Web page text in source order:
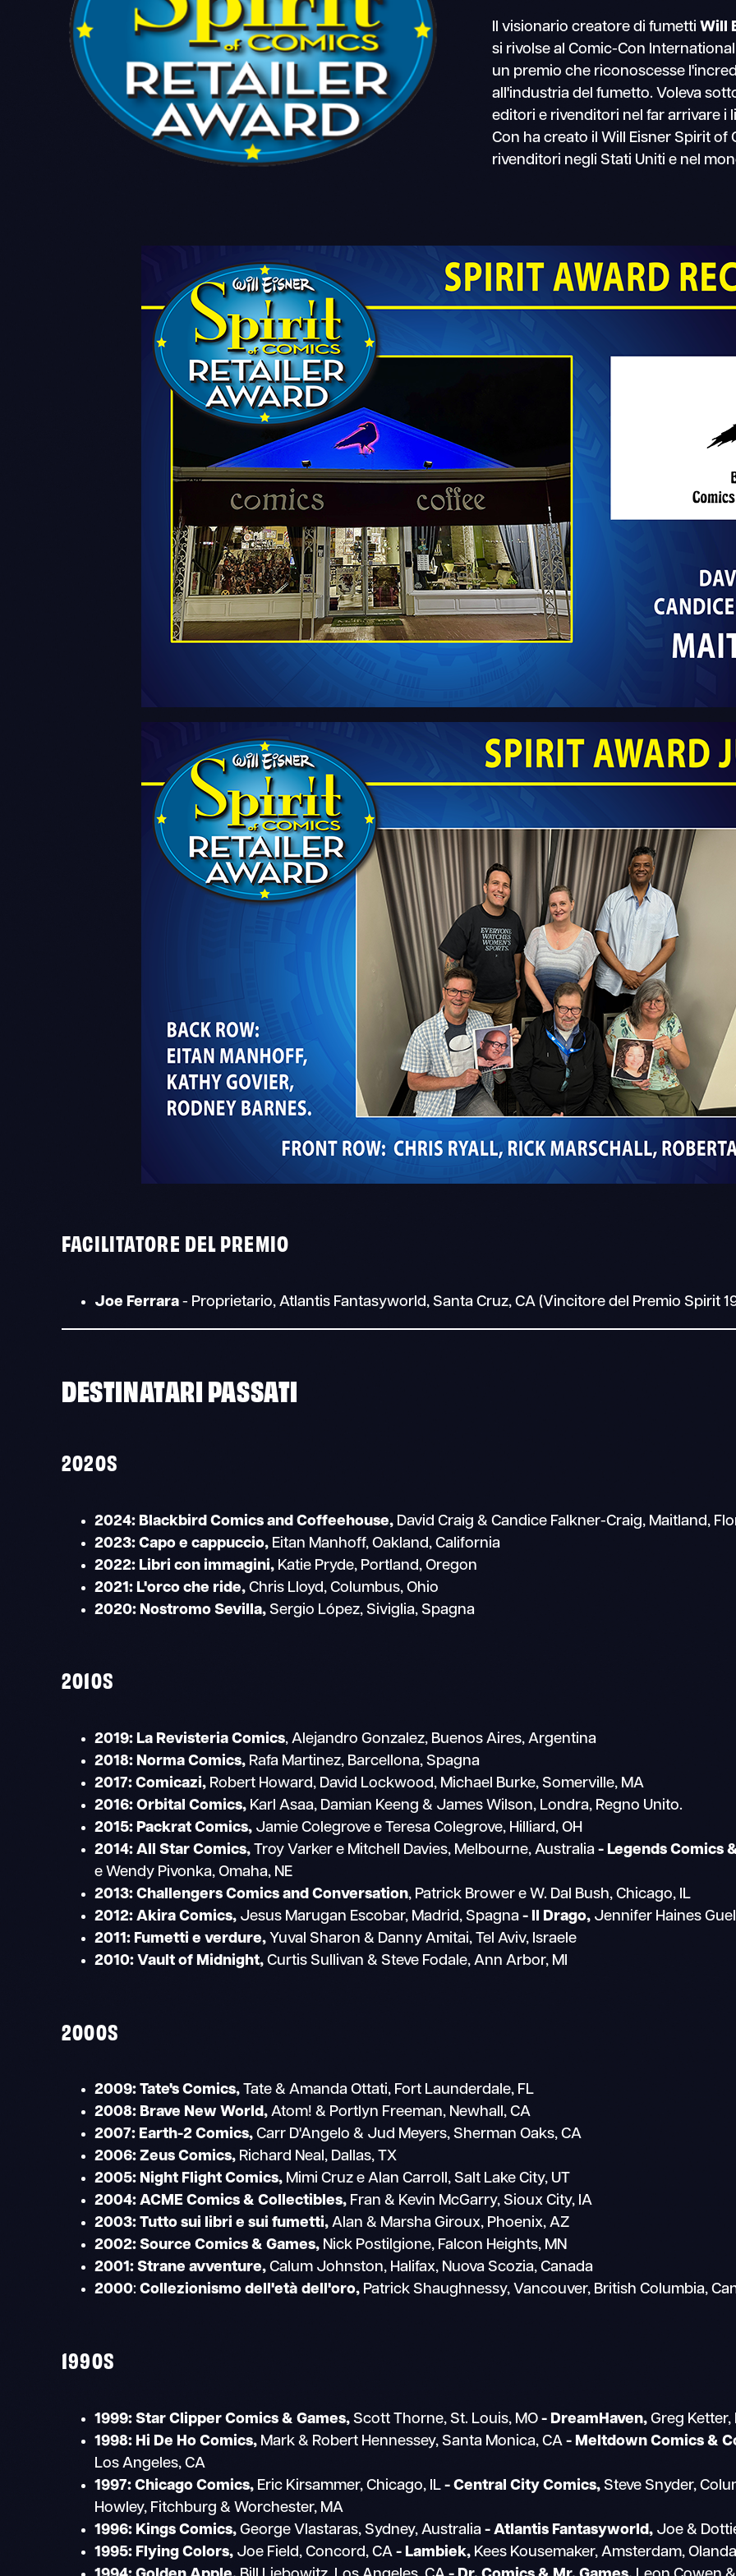
Il visionario creatore di fumetti Will
si rivolse al Comic-Con
un premio che riconoscesse
all'industria del fumetto. Voleva
editori e rivenditori nel far arrivare i
Con ha creato il Will Eisner Spirit
rivenditori negli Stati Uniti e nel
FACILITATORE DEL PREMIO
Joe Ferrara - Proprietario, Atlantis Fantasyworld, Santa Cruz, CA (Vincitore del Premio Spirit
DESTINATARI PASSATI
2020S
2024: Blackbird Comics and Coffeehouse, David Craig & Candice Falkner-Craig, Maitland,
2023: Capo e cappuccio, Eitan Manhoff, Oakland, California
2022: Libri con immagini, Katie Pryde, Portland, Oregon
2021: L'orco che ride, Chris Lloyd, Columbus, Ohio
2020: Nostromo Sevilla, Sergio López, Siviglia, Spagna
2010S
2019: La Revisteria Comics, Alejandro Gonzalez, Buenos Aires, Argentina
2018: Norma Comics, Rafa Martinez, Barcellona, Spagna
2017: Comicazi, Robert Howard, David Lockwood, Michael Burke, Somerville, MA
2016: Orbital Comics, Karl Asaa, Damian Keeng & James Wilson, Londra, Regno Unito.
2015: Packrat Comics, Jamie Colegrove e Teresa Colegrove, Hilliard, OH
2014: All Star Comics,Troy Varker e Mitchell Davies, Melbourne, Australia- Legends Comics
e Wendy Pivonka, Omaha, NE
2013: Challengers Comics and Conversation, Patrick Brower e W. Dal Bush, Chicago, IL
2012: Akira Comics, Jesus Marugan Escobar, Madrid, Spagna- Il Drago, Jennifer Haines
2011: Fumetti e verdure, Yuval Sharon & Danny Amitai, Tel Aviv, Israele
2010: Vault of Midnight, Curtis Sullivan & Steve Fodale, Ann Arbor, MI
2000S
2009: Tate's Comics, Tate & Amanda Ottati, Fort Launderdale, FL
2008: Brave New World, Atom! & Portlyn Freeman, Newhall, CA
2007: Earth-2 Comics,Carr D'Angelo & Jud Meyers, Sherman Oaks, CA
2006: Zeus Comics, Richard Neal, Dallas, TX
2005: Night Flight Comics, Mimi Cruz e Alan Carroll, Salt Lake City, UT
2004: ACME Comics & Collectibles, Fran & Kevin McGarry, Sioux City, IA
2003: Tutto sui libri e sui fumetti, Alan & Marsha Giroux, Phoenix, AZ
2002: Source Comics & Games, Nick Postilgione, Falcon Heights, MN
2001: Strane avventure, Calum Johnston, Halifax, Nuova Scozia, Canada
2000:Collezionismo dell'età dell'oro, Patrick Shaughnessy, Vancouver, British Columbia,
1990S
1999: Star Clipper Comics & Games, Scott Thorne, St. Louis, MO- DreamHaven, Greg Ketter,
1998: Hi De Ho Comics, Mark & Robert Hennessey, Santa Monica, CA- Meltdown Comics &
Los Angeles, CA
1997: Chicago Comics, Eric Kirsammer, Chicago, IL- Central City Comics, Steve Snyder,
Howley, Fitchburg & Worchester, MA
1996: Kings Comics, George Vlastaras, Sydney, Australia- Atlantis Fantasyworld, Joe &
1995: Flying Colors, Joe Field, Concord, CA- Lambiek, Kees Kousemaker, Amsterdam,